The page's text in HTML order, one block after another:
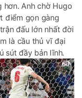
hơn. Anh chờ Hugo
điểm gọn gàng
đấu lớn nhất đời
là cầu thủ vĩ đại
sút đầy bản lĩnh.